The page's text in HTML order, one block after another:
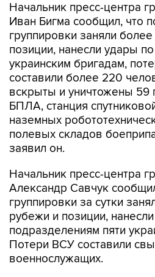
Начальник пресс-центра
Иван Бигма сообщил, что
группировки заняли
позиции, нанесли удары
украинским бригадам,
составили более 220
вскрыты и уничтожены 59
БПЛА, станция
наземных
полевых складов
заявил он.
Начальник пресс-центра
Александр Савчук
группировки за сутки
рубежи и позиции,
подразделениям пяти
Потери ВСУ составили
военнослужащих.